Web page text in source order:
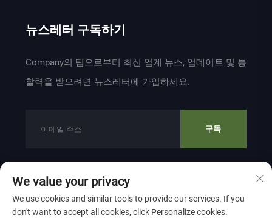
뉴스레터 구독하기
Company의 팀으로부터 최신 업계 뉴스, 업데이트 및 통
찰력을 받으려면 뉴스레터에 가입하세요.
구독
저작권 © 2024 ZHEJIANG WEIYU VENTILATION
ELECTROMECHANICAL CO.,LTD 소유
개인정보 보호 정책
We value your privacy
We use cookies and similar tools to provide our services. If you
don't want to accept all cookies, click Personalize cookies.